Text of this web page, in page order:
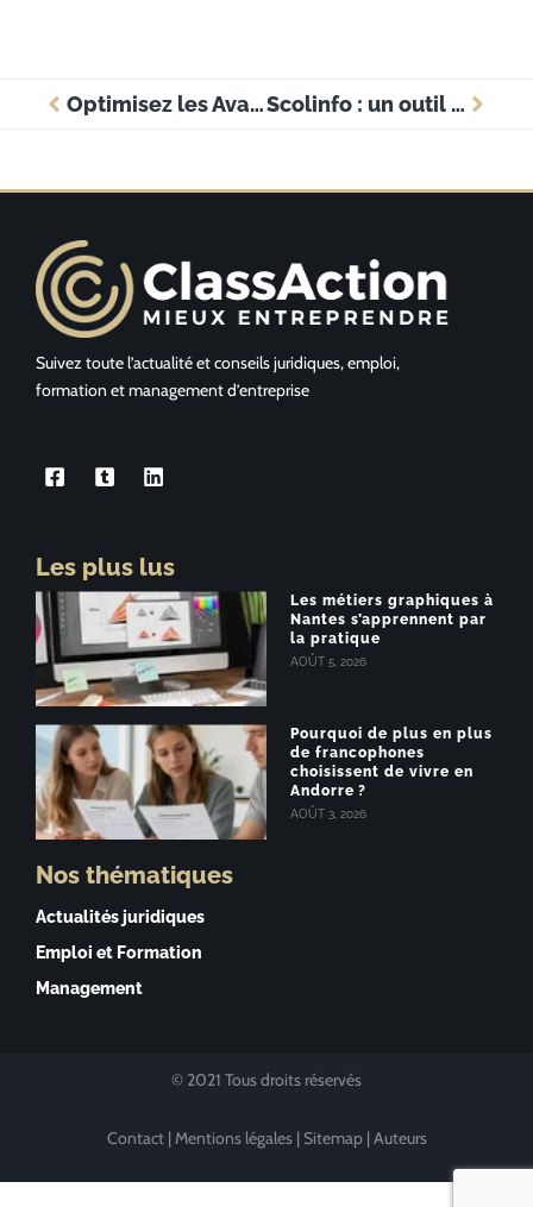
Optimisez les Avantages Salariaux: Intégrer les Tickets Restaurant au Contrat de Travail Scolinfo : un outil essentiel pour la formation continue des employés
Suivez toute l’actualité et conseils juridiques, emploi,
formation et management d’entreprise
Les plus lus
Les métiers graphiques à
Nantes s’apprennent par
la pratique
AOÛT 5, 2026
Pourquoi de plus en plus
de francophones
choisissent de vivre en
Andorre ?
AOÛT 3, 2026
Nos thématiques
Actualités juridiques
Emploi et Formation
Management
© 2021 Tous droits réservés
Contact|Mentions légales| Sitemap|Auteurs